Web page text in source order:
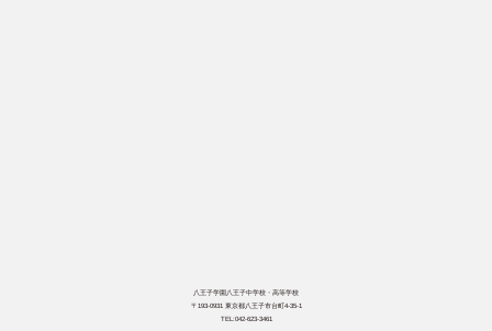
八王子学園八王子中学校・高等学校
〒193-0931 東京都八王子市台町4-35-1
TEL:042-623-3461